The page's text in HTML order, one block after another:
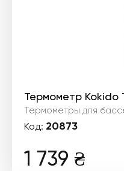
Термометр
Термометры для
Код: 20873
1 739 ₴